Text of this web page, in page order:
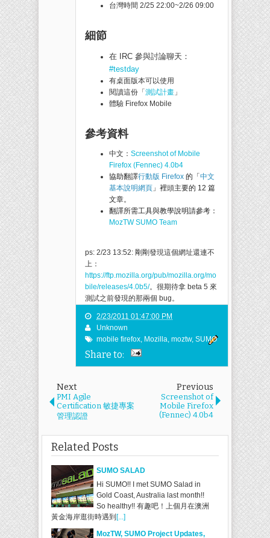
台灣時間 2/25 22:00~2/26 09:00
細節
在 IRC 參與討論聊天：
#testday
有桌面版本可以使用
閱讀這份「 測試計畫 」
體驗 Firefox Mobile
參考資料
中文： Screenshot of Mobile
Firefox (Fennec) 4.0b4
協助翻譯行動版 Firefox 的「 中文
基本說明網頁 」裡頭主要的 12 篇
文章。
翻譯所需工具與教學說明請參考：
MozTW SUMO Team
ps: 2/23 13:52: 剛剛發現這個網址還連不
上：
https://ftp.mozilla.org/pub/mozilla.org/mo
bile/releases/4.0b5/。很期待拿 beta 5 來
測試之前發現的那兩個 bug。
2/23/2011 01:47:00 PM
Unknown
mobile firefox, Mozilla, moztw, SUMO
Share to:
Next
PMI Agile
Certification 敏捷專案
管理認證
Previous
Screenshot of
Mobile Firefox
(Fennec) 4.0b4
Related Posts
SUMO SALAD
Hi SUMO!! I met SUMO Salad in
Gold Coast, Australia last month!!
So healthy!! 有趣吧！上個月在澳洲
黃金海岸逛街時遇到 [...]
MozTW, SUMO Project Updates,